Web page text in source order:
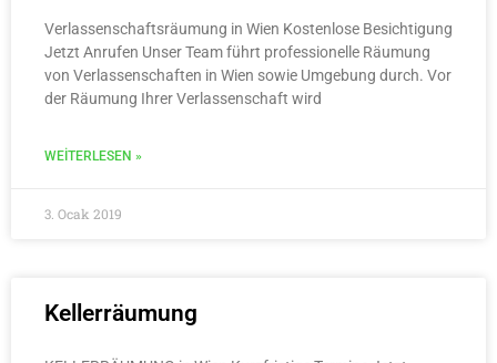
Verlassenschaftsräumung in Wien Kostenlose Besichtigung
Jetzt Anrufen Unser Team führt professionelle Räumung
von Verlassenschaften in Wien sowie Umgebung durch. Vor
der Räumung Ihrer Verlassenschaft wird
WEITERLESEN »
3. Ocak 2019
Kellerräumung